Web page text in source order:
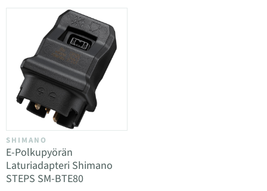
SHIMANO
E-Polkupyörän
Laturiadapteri Shimano
STEPS SM-BTE80